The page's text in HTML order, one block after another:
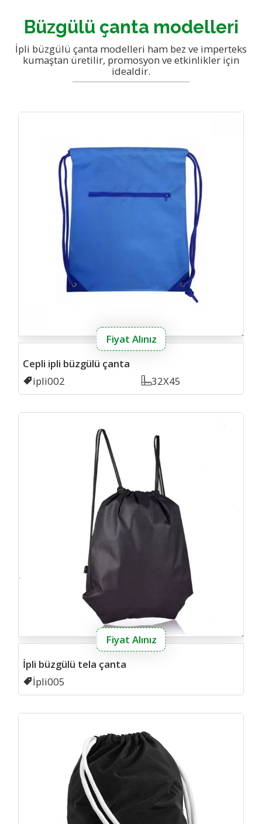
Gabardin çanta
Postacı Çantası
Plaj Çantası
Körüklü Çantalar
Ham Bez Ürünler
Jüt Çantalar
Teklif İsteyin
Baskılı bez Çanta imalatı
İletişim
Büzgülü çanta modelleri
İpli büzgülü çanta modelleri ham bez ve imperteks
kumaştan üretilir, promosyon ve etkinlikler için
idealdir.
Fiyat Alınız
Cepli ipli büzgülü çanta
Kodu
ipli002 Ölçü
32X45
Fiyat Alınız
İpli büzgülü tela çanta
Kodu
İpli005